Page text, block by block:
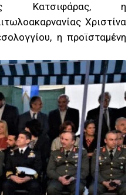
Κατσιφάρας, η
Χριστίνα
η προϊσταμένη